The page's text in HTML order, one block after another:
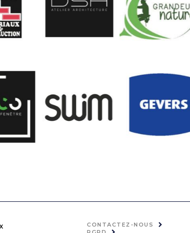
CONTACTEZ-NOUS